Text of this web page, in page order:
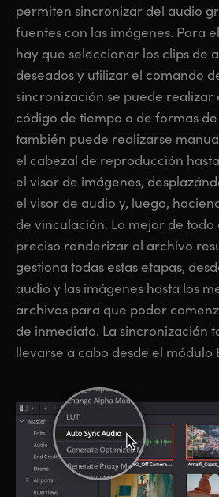
permiten sincronizar del audio
fuentes con las imágenes. Para
hay que seleccionar los clips de
deseados y utilizar el comando
sincronización se puede realizar
código de tiempo o de formas de
también puede realizarse
el cabezal de reproducción
el visor de imágenes,
el visor de audio y, luego,
de vinculación. Lo mejor de todo
preciso renderizar al archivo
gestiona todas estas etapas,
audio y las imágenes hasta los
archivos para que poder
de inmediato. La sincronización
llevarse a cabo desde el módulo